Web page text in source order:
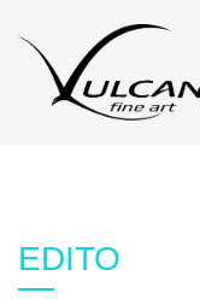
EDITO